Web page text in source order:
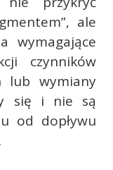
ale
wymagające
czynników
lub wymiany
się i nie są
od dopływu